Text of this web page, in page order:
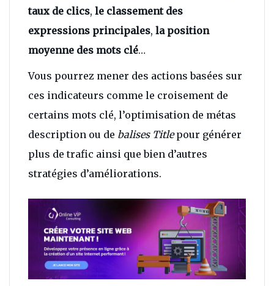
taux de clics, le classement des
expressions principales, la position
moyenne des mots clé…
Vous pourrez mener des actions basées sur
ces indicateurs comme le croisement de
certains mots clé, l’optimisation de métas
description ou de balises Titlepour générer
plus de trafic ainsi que bien d’autres
stratégies d’améliorations.